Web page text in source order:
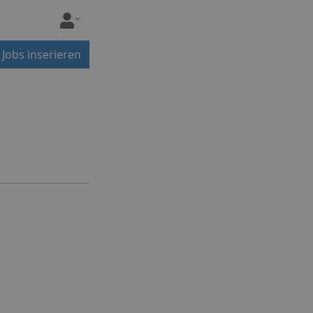
Jobs inserieren